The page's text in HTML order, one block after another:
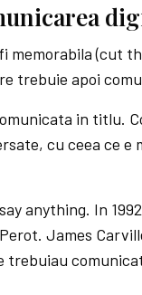
memorabila (cut
trebuie apoi
in titlu.
cu ceea ce e
any­thing. In
James
trebuiau